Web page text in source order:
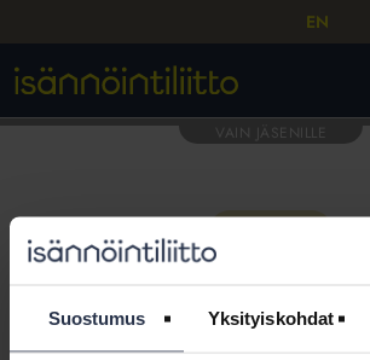
Suostumus Yksityiskohdat
EN